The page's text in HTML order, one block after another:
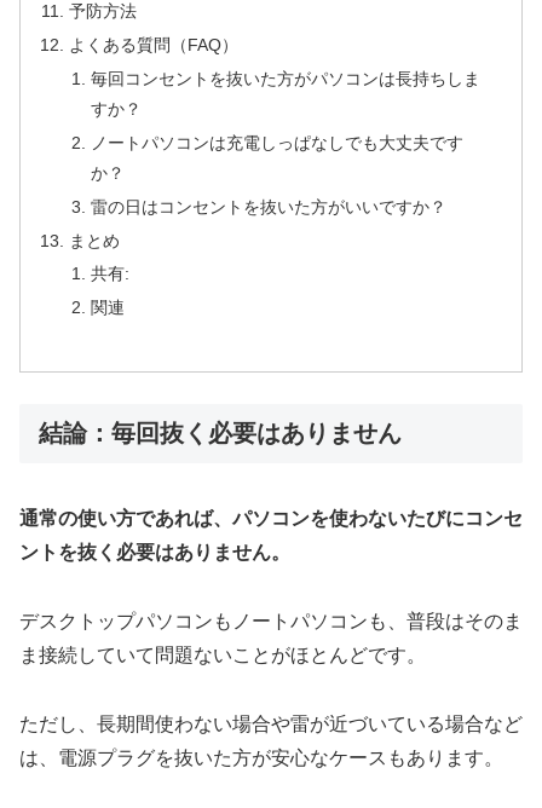
予防方法
よくある質問（FAQ）
毎回コンセントを抜いた方がパソコンは長持ちしま
すか？
ノートパソコンは充電しっぱなしでも大丈夫です
か？
雷の日はコンセントを抜いた方がいいですか？
まとめ
共有:
関連
結論：毎回抜く必要はありません
通常の使い方であれば、パソコンを使わないたびにコンセ
ントを抜く必要はありません。
デスクトップパソコンもノートパソコンも、普段はそのま
ま接続していて問題ないことがほとんどです。
ただし、長期間使わない場合や雷が近づいている場合など
は、電源プラグを抜いた方が安心なケースもあります。